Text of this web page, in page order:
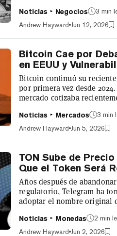
recompra de acciones por
en $45 millones y extendió
Noticias Negocios
3 min
Andrew Hayward Jun 12, 2026
Bitcoin Cae por
en EEUU y
Bitcoin continuó su
por primera vez desde
mercado cotizaba
registraron pérdidas
con Ethereum bajando 23%
Noticias Mercados
3 min
Andrew Hayward Jun 5, 2026
TON Sube de
Que el Token Será
Años después de
regulatorio, Telegram ha
adoptar el nombre original
que Toncoin será
para el token nativo de
Noticias Monedas
2 min
Andrew Hayward Jun 2, 2026